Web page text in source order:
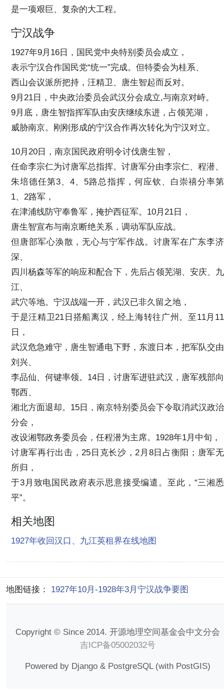
是一项艰巨、复杂的大工程。
宁汉战争
1927年9月16日，国民党中央特别委员会成立，
表示宁汉合作国民党“统一”完成。但特委会为桂系、
西山会议派所把持，汪精卫、唐生智起而反对。
9月21日，中央政治委员会武汉分会成立,与南京对峙。
9月底，唐生智指挥军队由安庆继续东进，占领芜湖，
威胁南京。刚刚形成的宁汉合作再次转化为宁汉对立。
10月20日，南京国民政府明令讨伐唐生智，
任命李宗仁为讨唐军总指挥。讨唐军分由李宗仁、程潜、
朱培德任第3、4、5路总指挥，何应钦、白崇禧分率第
1、2路军，
在津浦线防守奉鲁军，掩护西征军。10月21日，
唐生智宣布与南京断绝关系，调动军队应战。
但唐部军心涣散，无心与宁军作战。讨唐军在广东李济
深、
四川杨森等军的响应和配合下，先后占领芜湖、安庆、九
江、
武穴等地。宁汉战端一开，武汉已非久留之地，
于是汪精卫21日搭船离汉，经上海转往广州。至11月11
日，
武汉危急难守，唐生智通电下野，东渡日本，把军队交由
刘兴、
李品仙、何键率领。14日，讨唐军进驻武汉，唐军残部向
鄂西、
湘北方面退却。15日，南京特别委员会下令取消武汉政治
分会，
改设湘鄂政务委员会，任程潜为主席。1928年1月中旬，
讨唐军再行出击，25日克长沙，2月8日占衡阳；唐军无
所归，
于3月致电国民政府表示思意接受编遣。至此，“三湘悉
平”。
相关地图
1927年收回汉口、九江英租界在线地图
地图链接： 1927年10月-1928年3月宁汉战争要图
Copyright © Since 2014. 开源地理空间基金会中文分会
吉ICP备05002032号
Powered by Django & PostgreSQL (with PostGIS)